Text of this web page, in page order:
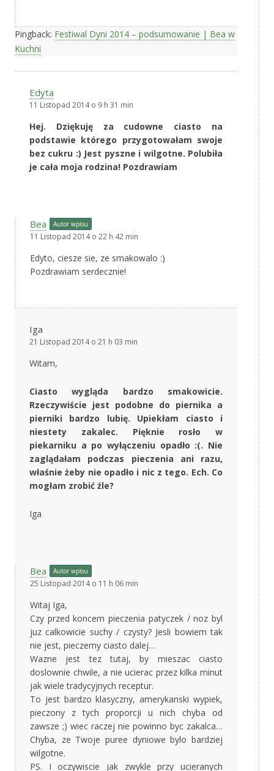
Pingback: Festiwal Dyni 2014 – podsumowanie | Bea w
Kuchni
Edyta
11 Listopad 2014 o 9 h 31 min
Hej. Dziękuję za cudowne ciasto na
podstawie którego przygotowałam swoje
bez cukru :) Jest pyszne i wilgotne. Polubiła
je cała moja rodzina! Pozdrawiam
Bea Autor wpisu
11 Listopad 2014 o 22 h 42 min
Edyto, ciesze sie, ze smakowalo :)
Pozdrawiam serdecznie!
Iga
21 Listopad 2014 o 21 h 03 min
Witam,
Ciasto wygląda bardzo smakowicie.
Rzeczywiście jest podobne do piernika a
pierniki bardzo lubię. Upiekłam ciasto i
niestety zakalec. Pięknie rosło w
piekarniku a po wyłączeniu opadło :(. Nie
zaglądałam podczas pieczenia ani razu,
właśnie żeby nie opadło i nic z tego. Ech. Co
mogłam zrobić źle?
Iga
Bea Autor wpisu
25 Listopad 2014 o 11 h 06 min
Witaj Iga,
Czy przed koncem pieczenia patyczek / noz byl
juz calkowicie suchy / czysty? Jesli bowiem tak
nie jest, pieczemy ciasto dalej…
Wazne jest tez tutaj, by mieszac ciasto
doslownie chwile, a nie ucierac przez kilka minut
jak wiele tradycyjnych receptur.
To jest bardzo klasyczny, amerykanski wypiek,
pieczony z tych proporcji u nich chyba od
zawsze ;) wiec raczej nie powinno byc zakalca…
Chyba, ze Twoje puree dyniowe bylo bardziej
wilgotne.
PS. I oczywiscie jak zwykle przy ucieranych